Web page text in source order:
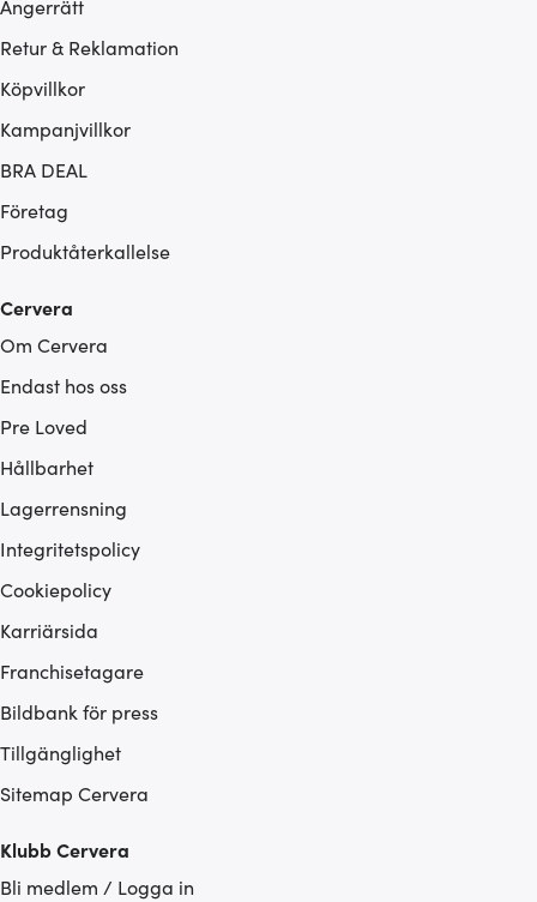
Ångerrätt
Retur & Reklamation
Köpvillkor
Kampanjvillkor
BRA DEAL
Företag
Produktåterkallelse
Cervera
Om Cervera
Endast hos oss
Pre Loved
Hållbarhet
Lagerrensning
Integritetspolicy
Cookiepolicy
Karriärsida
Franchisetagare
Bildbank för press
Tillgänglighet
Sitemap Cervera
Klubb Cervera
Bli medlem / Logga in